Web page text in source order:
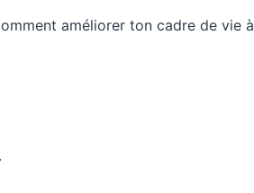
améliorer ton cadre de vie à